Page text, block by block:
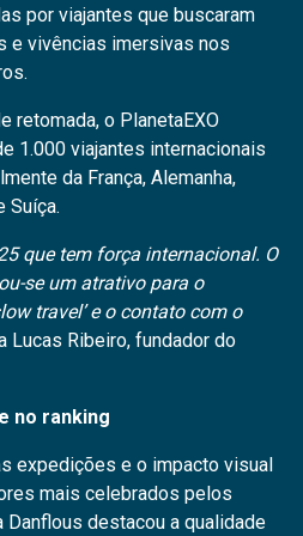
por viajantes que buscaram
e vivências imersivas nos
retomada, o PlanetaEXO
1.000 viajantes internacionais
da França, Alemanha,
Suíça.
que tem força internacional. O
se um atrativo para o
travel’ e o contato com o
Lucas Ribeiro, fundador do
no ranking
expedições e o impacto visual
mais celebrados pelos
destacou a qualidade